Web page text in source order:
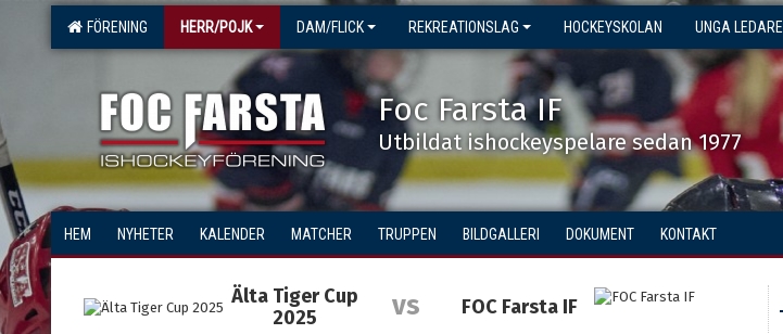
FÖRENING HERR/POJK DAM/FLICK REKREATIONSLAG HOCKEYSKOLAN UNGA LEDARE
Foc Farsta IF
Utbildat ishockeyspelare sedan 1977
HEM NYHETER KALENDER MATCHER TRUPPEN BILDGALLERI DOKUMENT KONTAKT
Älta Tiger Cup
2025
vs FOC Farsta IF